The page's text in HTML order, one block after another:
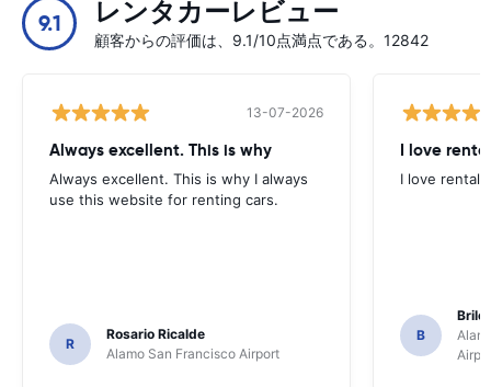
9.1 レンタカーレビュー
顧客からの評価は、9.1/10点満点である。12842
13-07-2026
Always excellent. This is why
Always excellent. This is why I always
use this website for renting cars.
R
Rosario Ricalde
Alamo San Francisco Airport
I love
I love rental
B